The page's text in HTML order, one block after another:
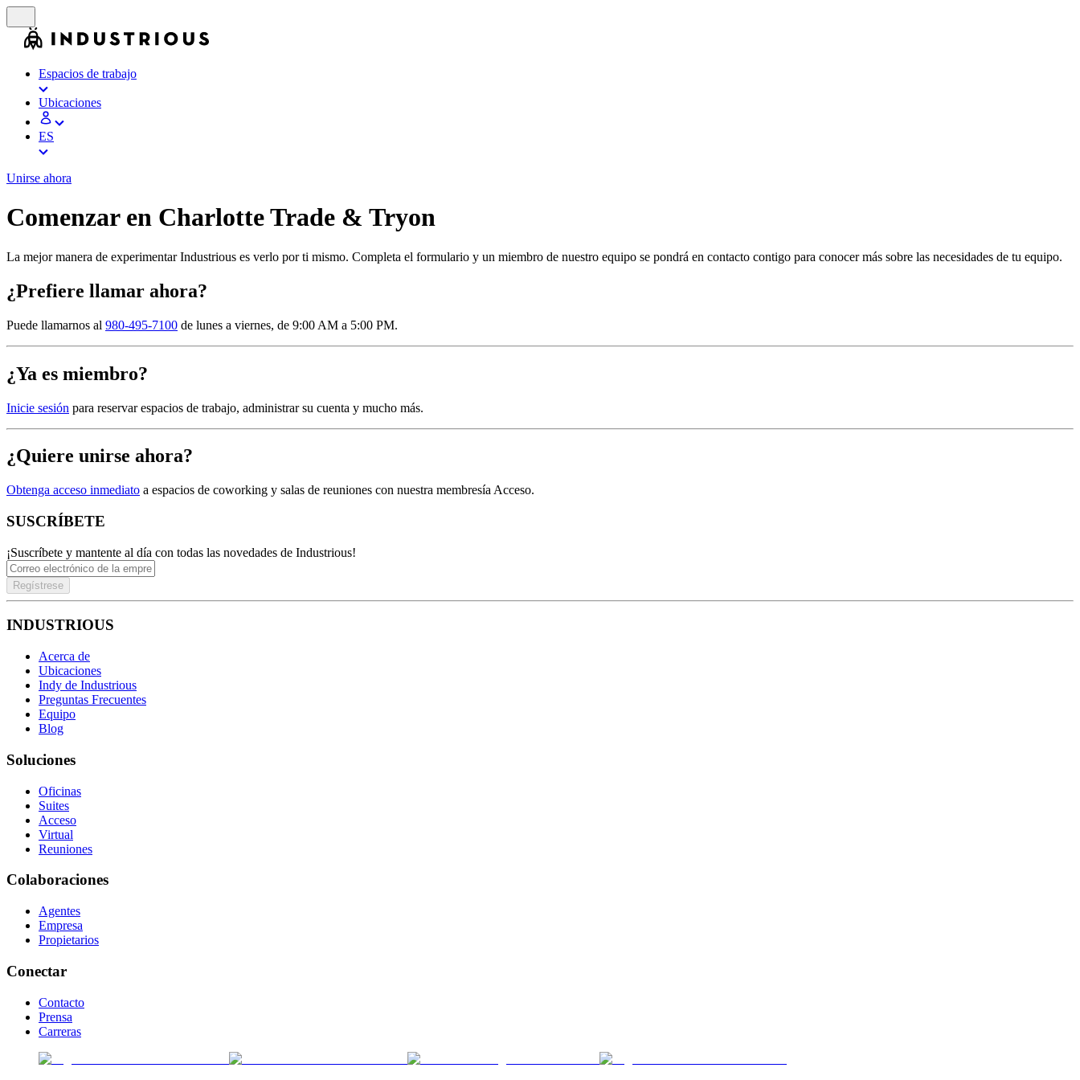
Espacios de trabajo
Ubicaciones
ES
Unirse ahora
Comenzar en Charlotte Trade & Tryon
La mejor manera de experimentar Industrious es verlo por ti mismo. Completa el formulario y un miembro de nuestro equipo se pondrá en contacto contigo para conocer más sobre las necesidades de tu equipo.
¿Prefiere llamar ahora?
Puede llamarnos al 980-495-7100 de lunes a viernes, de 9:00 AM a 5:00 PM.
¿Ya es miembro?
Inicie sesión para reservar espacios de trabajo, administrar su cuenta y mucho más.
¿Quiere unirse ahora?
Obtenga acceso inmediato a espacios de coworking y salas de reuniones con nuestra membresía Acceso.
SUSCRÍBETE
¡Suscríbete y mantente al día con todas las novedades de Industrious!
Regístrese
INDUSTRIOUS
Acerca de
Ubicaciones
Indy de Industrious
Preguntas Frecuentes
Equipo
Blog
Soluciones
Oficinas
Suites
Acceso
Virtual
Reuniones
Colaboraciones
Agentes
Empresa
Propietarios
Conectar
Contacto
Prensa
Carreras